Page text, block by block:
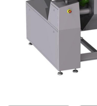
FORMING
FRYING
GRILLING
HEAT SEALING
GERNAL
G.MONDINI